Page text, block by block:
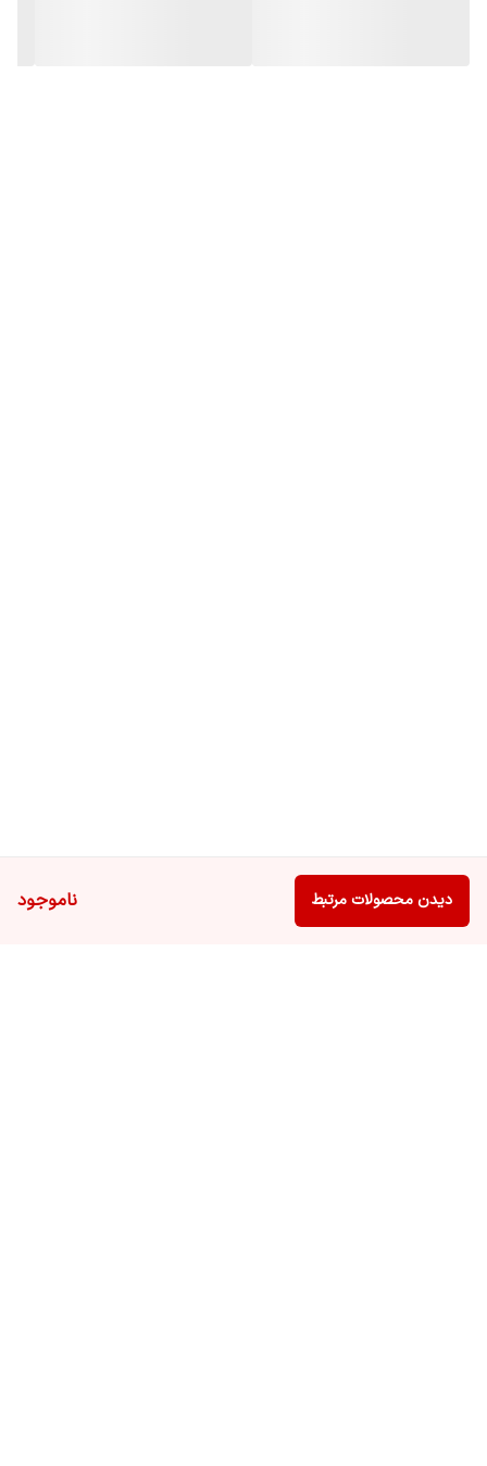
ناموجود دیدن محصولات مرتبط